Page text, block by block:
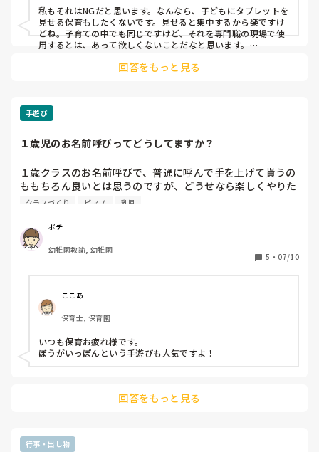
絵本を読むこと、歌を歌うこと
手遊びをすることって全てに意味があり
様々なことを育むのに大切なことだと思います。
私はきっと古い考えの持ち主なので
考えすぎなのかなとも思います…
タブレット利用全てを否定している訳では無いのと
人それぞれ考えが違うのも理解しています。
私もそれはNGだと思います。なんなら、子どもにタブレットを
見せる保育もしたくないです。見せると集中するから楽ですけ
どね。子育ての中でも同じですけど、それを専門職の現場で使
用するとは、あって欲しくないことだなと思います。
あ。。。全くなしではないけど。。と感じました。結局子ども
回答をもっと見る
手遊び
１歳児のお名前呼びってどうしてますか？
１歳クラスのお名前呼びで、普通に呼んで手を上げて貰うの
ももちろん良いとは思うのですが、どうせなら楽しくやりた
くて、歌だったり子どもが楽しみながら出来る方法知ってい
クラスづくり ピアノ 乳児
ポチ
幼稚園教諭, 幼稚園
5 ・ 07/10
ここあ
保育士, 保育園
いつも保育お疲れ様です。
ぼうがいっぽんという手遊びも人気ですよ！
回答をもっと見る
行事・出し物